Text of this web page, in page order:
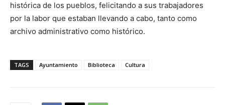
histórica de los pueblos, felicitando a sus trabajadores
por la labor que estaban llevando a cabo, tanto como
archivo administrativo como histórico.
TAGS Ayuntamiento Biblioteca Cultura